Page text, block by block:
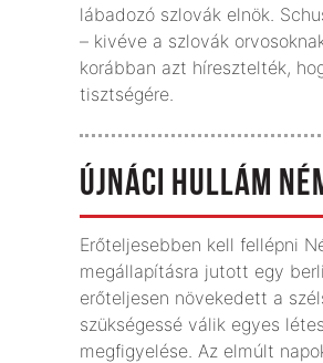
lábadozó szlovák elnök.
– kivéve a szlovák
korábban azt híresztelték,
tisztségére.
ÚJNÁCI HULLÁM
Erőteljesebben kell fellépni
megállapításra jutott egy
erőteljesen növekedett a
szükségessé válik egyes
megfigyelése. Az elmúlt